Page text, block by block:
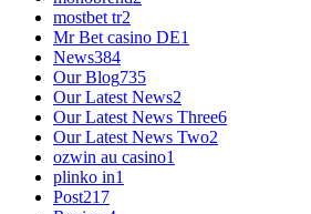
mostbet tr2
Mr Bet casino DE1
News384
Our Blog735
Our Latest News2
Our Latest News Three6
Our Latest News Two2
ozwin au casino1
plinko in1
Post217